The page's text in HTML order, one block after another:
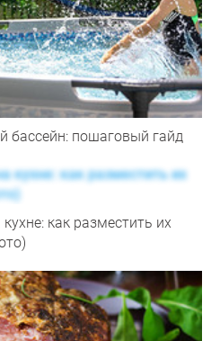
бассейн: пошаговый гайд
как разместить их